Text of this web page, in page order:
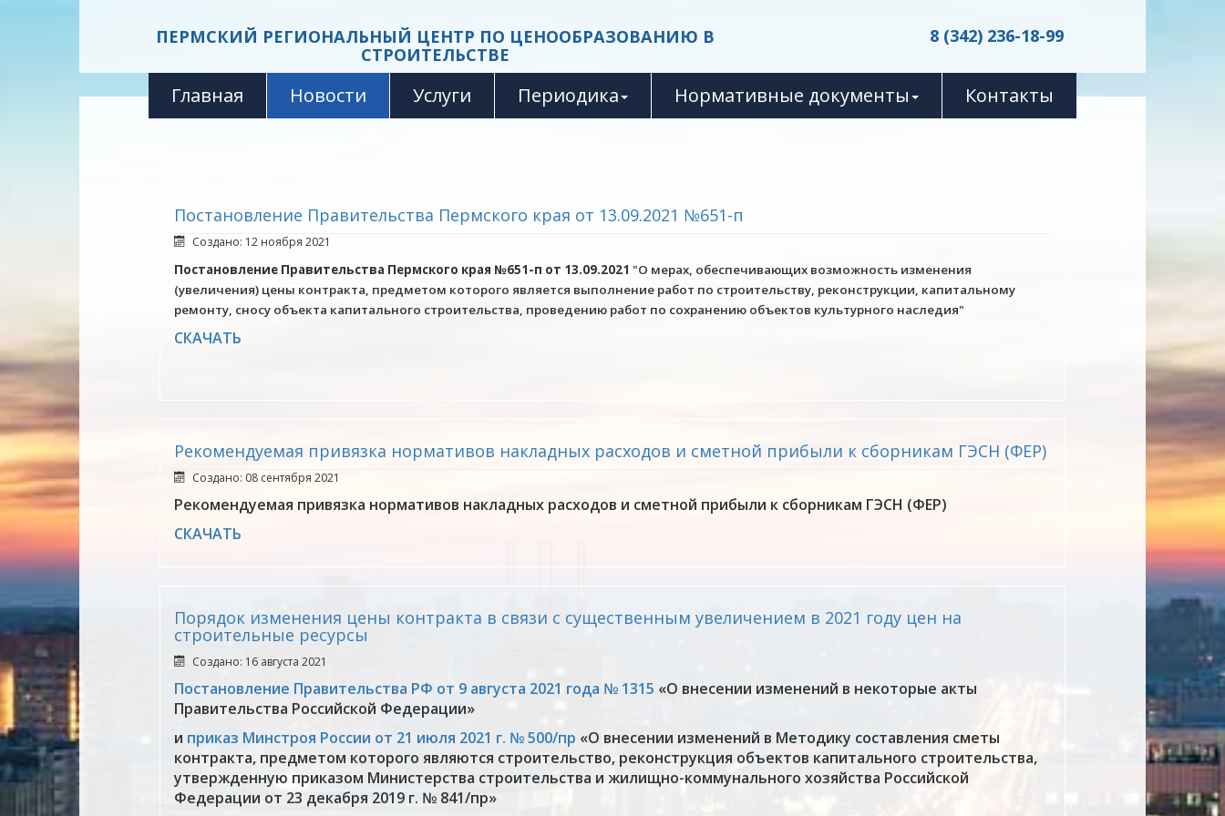
ПЕРМСКИЙ РЕГИОНАЛЬНЫЙ ЦЕНТР ПО ЦЕНООБРАЗОВАНИЮ В
СТРОИТЕЛЬСТВЕ
8 (342) 236-18-99
Главная Новости Услуги Периодика Нормативные документы Контакты
Постановление Правительства Пермского края от 13.09.2021 №651-п
Создано: 12 ноября 2021
Постановление Правительства Пермского края №651-п от 13.09.2021 "О мерах, обеспечивающих возможность изменения
(увеличения) цены контракта, предметом которого является выполнение работ по строительству, реконструкции, капитальному
ремонту, сносу объекта капитального строительства, проведению работ по сохранению объектов культурного наследия"
СКАЧАТЬ
Рекомендуемая привязка нормативов накладных расходов и сметной прибыли к сборникам ГЭСН (ФЕР)
Создано: 08 сентября 2021
Рекомендуемая привязка нормативов накладных расходов и сметной прибыли к сборникам ГЭСН (ФЕР)
СКАЧАТЬ
Порядок изменения цены контракта в связи с существенным увеличением в 2021 году цен на
строительные ресурсы
Создано: 16 августа 2021
Постановление Правительства РФ от 9 августа 2021 года № 1315 «О внесении изменений в некоторые акты
Правительства Российской Федерации»
и приказ Минстроя России от 21 июля 2021 г. № 500/пр «О внесении изменений в Методику составления сметы
контракта, предметом которого являются строительство, реконструкция объектов капитального строительства,
утвержденную приказом Министерства строительства и жилищно-коммунального хозяйства Российской
Федерации от 23 декабря 2019 г. № 841/пр»